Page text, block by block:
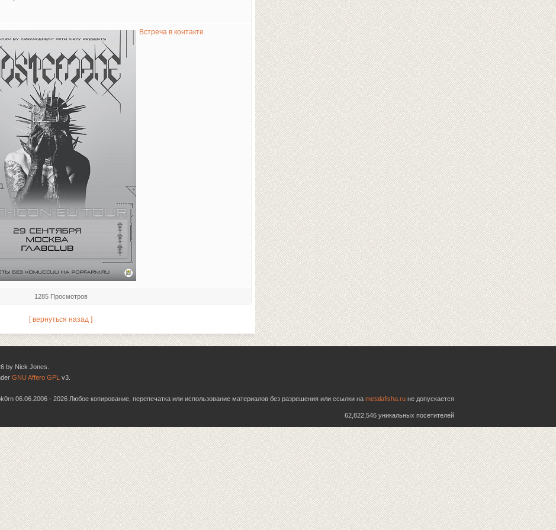
Встреча в контакте
1285 Просмотров
[ вернуться назад ]
by Nick Jones.
GNU Affero GPL v3.
06.06.2006 - 2026 Любое копирование, перепечатка или использование материалов без разрешения или ссылки на metalafisha.ru не допускается
62,822,546 уникальных посетителей